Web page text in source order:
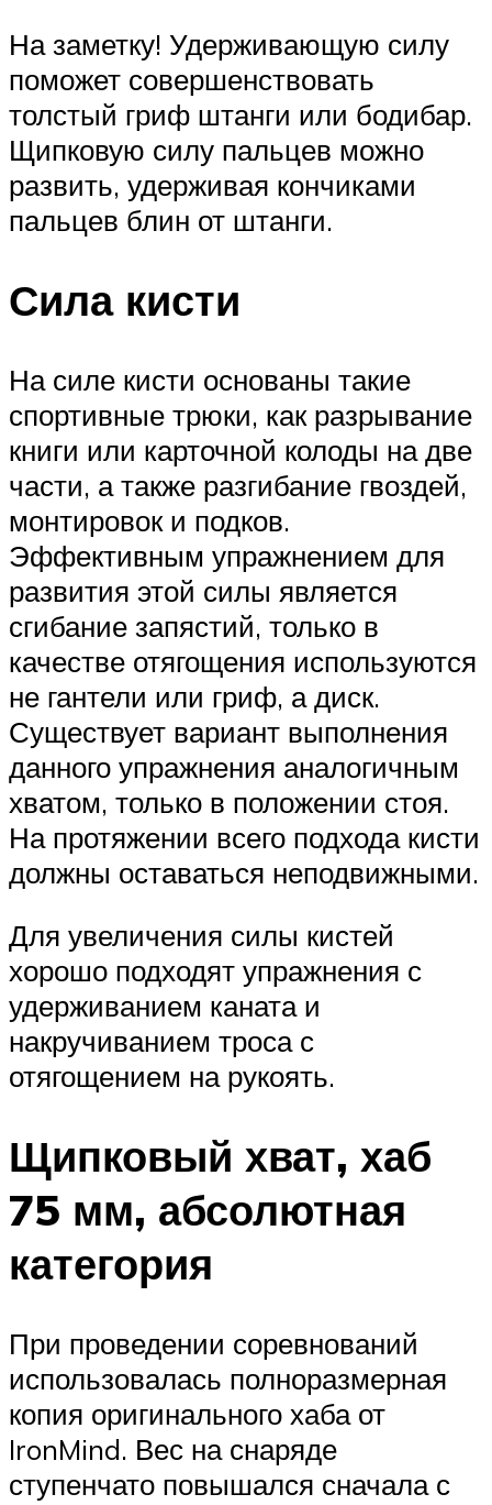
На заметку! Удерживающую силу
поможет совершенствовать
толстый гриф штанги или бодибар.
Щипковую силу пальцев можно
развить, удерживая кончиками
пальцев блин от штанги.
Сила кисти
На силе кисти основаны такие
спортивные трюки, как разрывание
книги или карточной колоды на две
части, а также разгибание гвоздей,
монтировок и подков.
Эффективным упражнением для
развития этой силы является
сгибание запястий, только в
качестве отягощения используются
не гантели или гриф, а диск.
Существует вариант выполнения
данного упражнения аналогичным
хватом, только в положении стоя.
На протяжении всего подхода кисти
должны оставаться неподвижными.
Для увеличения силы кистей
хорошо подходят упражнения с
удерживанием каната и
накручиванием троса с
отягощением на рукоять.
Щипковый хват, хаб
75 мм, абсолютная
категория
При проведении соревнований
использовалась полноразмерная
копия оригинального хаба от
IronMind. Вес на снаряде
ступенчато повышался сначала с